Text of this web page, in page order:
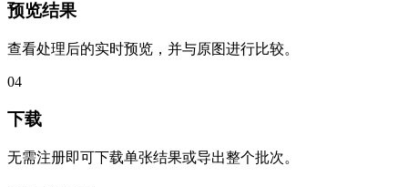
预览结果
查看处理后的实时预览，并与原图进行比较。
04
下载
无需注册即可下载单张结果或导出整个批次。